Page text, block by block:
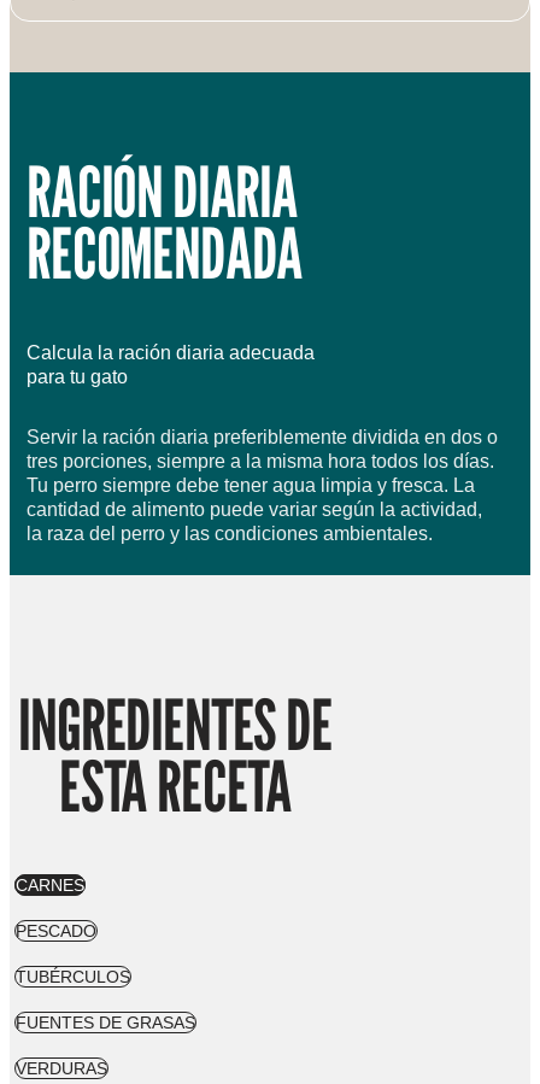
RACIÓN DIARIA
RECOMENDADA
Calcula la ración diaria adecuada
para tu gato
Servir la ración diaria preferiblemente dividida en dos o
tres porciones, siempre a la misma hora todos los días.
Tu perro siempre debe tener agua limpia y fresca. La
cantidad de alimento puede variar según la actividad,
la raza del perro y las condiciones ambientales.
INGREDIENTES DE
ESTA RECETA
CARNES
PESCADO
TUBÉRCULOS
FUENTES DE GRASAS
VERDURAS